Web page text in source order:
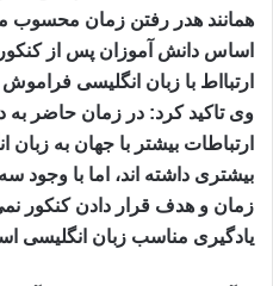
همانند هدر رفتن زمان محسوب
اساس دانش آموزان پس از
ارتبااط با زبان انگلیسی
وی تاکید کرد: در زمان حاضر
ارتباطات بیشتر با جهان به
بیشتری داشته اند، اما با
زمان و هدف قرار دادن کنکور
یادگیری مناسب زبان انگلیسی